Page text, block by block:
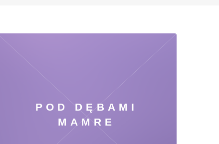
POD DĘBAMI
MAMRE